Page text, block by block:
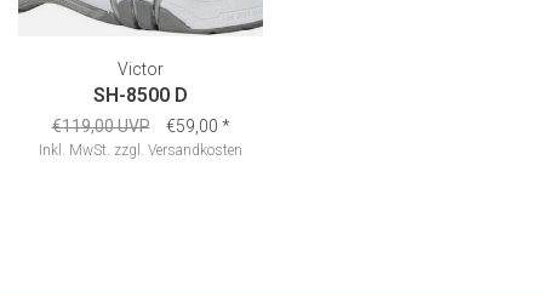
Victor
SH-8500 D
€119,00 UVP €59,00 *
Inkl. MwSt. zzgl. Versandkosten